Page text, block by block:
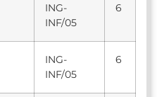
ING-
INF/05
6
ING-
INF/05
6